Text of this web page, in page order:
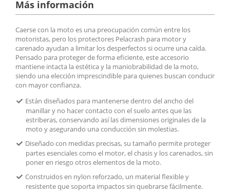
Más información
Caerse con la moto es una preocupación común entre los
motoristas, pero los protectores Pelacrash para motor y
carenado ayudan a limitar los desperfectos si ocurre una caída.
Pensado para proteger de forma eficiente, este accesorio
mantiene intacta la estética y la maniobrabilidad de la moto,
siendo una elección imprescindible para quienes buscan conducir
con mayor confianza.
Están diseñados para mantenerse dentro del ancho del
manillar y no hacer contacto con el suelo antes que las
estriberas, conservando así las dimensiones originales de la
moto y asegurando una conducción sin molestias.
Diseñado con medidas precisas, su tamaño permite proteger
partes esenciales como el motor, el chasis y los carenados, sin
poner en riesgo otros elementos de la moto.
Construidos en nylon reforzado, un material flexible y
resistente que soporta impactos sin quebrarse fácilmente.